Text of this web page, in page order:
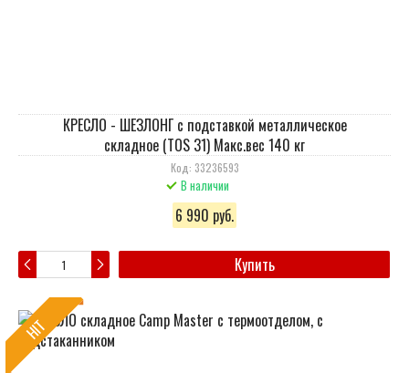
КРЕСЛО - ШЕЗЛОНГ с подставкой металлическое
складное (TOS 31) Макс.вес 140 кг
Код: 33236593
В наличии
6 990 руб.
Купить
HIT